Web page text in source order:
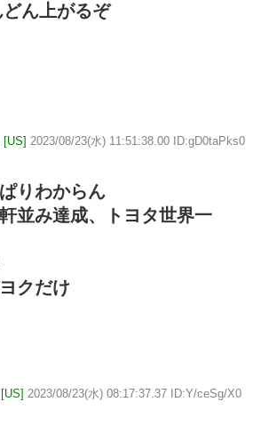
ん上がるぞ
[US] 2023/08/23(水) 11:51:38.00 ID:gD0taPks0
りわからん
並み達成、トヨタ世界一
クだけ
2023/08/23(水) 08:17:37.37 ID:Y/ceSg/X0